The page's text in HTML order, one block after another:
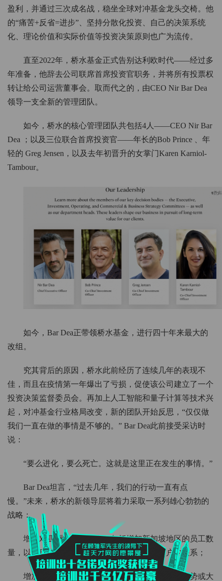
盈利，并通过三次成名战，稳坐全球对冲基金龙头交椅。他
的“痛苦+反省=进步”、坚持分散化投资、自己的决策系统
化、理论价值和实际价值等投资决策原则也广为流传。
直至2022年，桥水基金正式告别达利欧时代——经过多
年准备，他辞去公司联席首席投资官职务，并将所有投票权
转让给公司运营董事会。取而代之的，由CEO Nir Bar Dea
领导一支全新的管理团队。
如今，桥水的核心管理团队共包括4人——CEO Nir Bar
Dea ；以及三位联合首席投资官——年长的Bob Prince 、年
轻的 Greg Jensen，以及去年初晋升的女掌门Karen Karniol-
Tambour。
如今，Bar Dea正带领桥水基金，进行四十年来最大的
改组。
究其背后的原因，桥水此前经历了连续几年的表现不
佳，而且在疫情第一年爆出了亏损，促使该公司建立了一个
投资决策监督委员会。再加上人工智能和量子计算等技术兴
起，对冲基金行业格局改变，新的团队开始反思，“仅仅做
我们一直在做的事情是不够的。” Bar Dea此前接受采访时
说：
“要么进化，要么死亡。这就是这里正在发生的事情。”
Bar Dea坦言，“过去几年，我们的行动一直有点
慢。”未来，桥水的新领导层将着力采取一系列雄心勃勃的
战略：
增加对亚洲市场的投资，包括增加新加坡地区的员工数
量，以实现业务多元化并加强与该地区长期客户的联系；
增加以个股为对象的产品，以体现桥水对利率趋势或大